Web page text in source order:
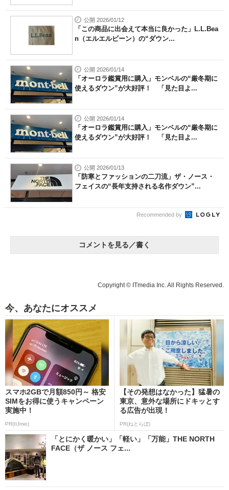
公開 2026/01/12
「この商品に出会えて本当に良かった」L.L.Bea
n（エルエルビーン）の“ダウン...
公開 2026/01/14
「オーロラ鑑賞用に購入」モンベルの“厳冬期に
使えるダウン”が大好評！ 「見た目よ...
公開 2026/01/14
「オーロラ鑑賞用に購入」モンベルの“厳冬期に
使えるダウン”が大好評！ 「見た目よ...
公開 2026/01/13
「防寒とファッションの二刀流」ザ・ノース・
フェイスの“長年支持される名作ダウン”...
Recommended by
コメントを見る／書く
Copyright © ITmedia Inc. All Rights Reserved.
今、あなたにオススメ
スマホ2GBで月額850円～ 格安
SIMをお得に使うキャンペーン
実施中！
PR(IIJmio)
【その発想はなかった】猛暑の
東京、意外な場所にドキッとす
る広告が出現！
PR(ねとらぼ)
「とにかく暖かい」「軽い」「万能」THE NORTH
FACE（ザ ノース フェ...